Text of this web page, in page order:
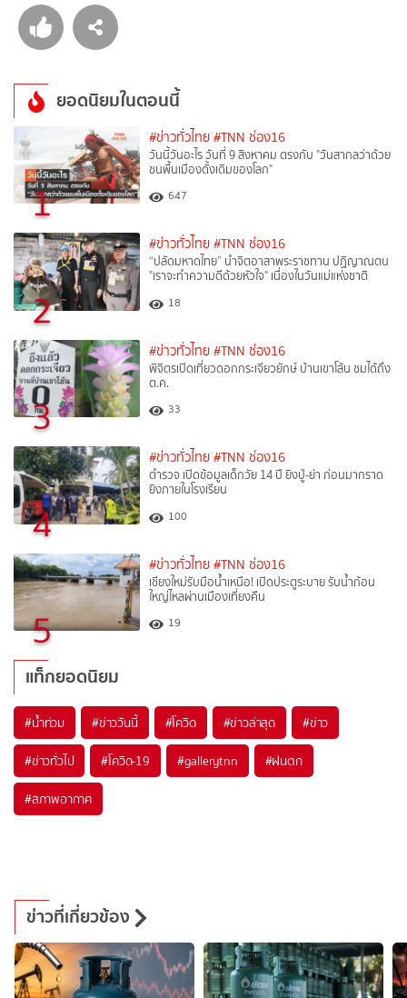
ยอดนิยมในตอนนี้
1
#ข่าวทั่วไทย #TNN ช่อง16
วันนี้วันอะไร วันที่ 9 สิงหาคม ตรงกับ "วันสากลว่าด้วย
ชนพื้นเมืองดั้งเดิมของโลก"
647
2
#ข่าวทั่วไทย #TNN ช่อง16
“ปลัดมหาดไทย” นำจิตอาสาพระราชทาน ปฏิญาณตน
"เราจะทำความดีด้วยหัวใจ" เนื่องในวันแม่แห่งชาติ
18
3
#ข่าวทั่วไทย #TNN ช่อง16
พิจิตรเปิดเที่ยวดอกกระเจียวยักษ์ บ้านเขาโล้น ชมได้ถึง
ต.ค.
33
4
#ข่าวทั่วไทย #TNN ช่อง16
ตำรวจ เปิดข้อมูลเด็กวัย 14 ปี ยิงปู่-ย่า ก่อนมากราด
ยิงภายในโรงเรียน
100
5
#ข่าวทั่วไทย #TNN ช่อง16
เชียงใหม่รับมือน้ำเหนือ! เปิดประตูระบาย รับน้ำก้อน
ใหญ่ไหลผ่านเมืองเที่ยงคืน
19
แท็กยอดนิยม
#น้ำท่วม #ข่าววันนี้ #โควิด #ข่าวล่าสุด #ข่าว
#ข่าวทั่วไป #โควิด-19 #gallerytnn #ฝนตก
#สภาพอากาศ
ข่าวที่เกี่ยวข้อง